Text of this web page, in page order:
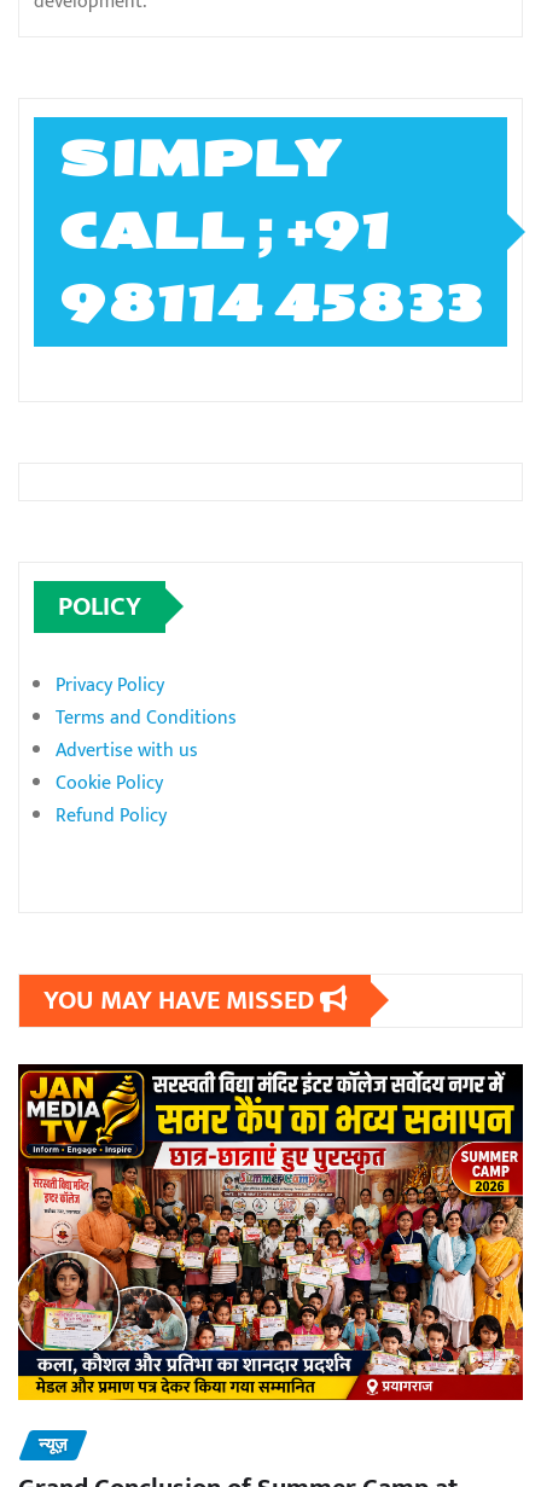
SIMPLY
CALL ; +91
98114 45833
POLICY
Privacy Policy
Terms and Conditions
Advertise with us
Cookie Policy
Refund Policy
YOU MAY HAVE MISSED
न्यूज़